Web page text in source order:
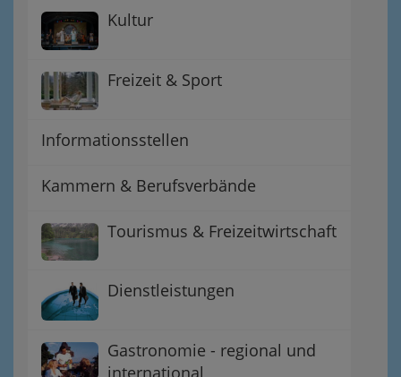
Kultur
Freizeit & Sport
Informationsstellen
Kammern & Berufsverbände
Tourismus & Freizeitwirtschaft
Dienstleistungen
Gastronomie - regional und
international